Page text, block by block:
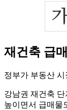
재건축 급
정부가 부동산
강남권 재건축
높이면서 급매물